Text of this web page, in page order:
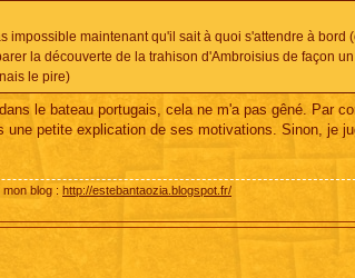
impossible maintenant qu'il sait à quoi s'attendre à bord
la découverte de la trahison d'Ambroisius de façon
le pire)
le bateau portugais, cela ne m'a pas gêné. Par
petite explication de ses motivations. Sinon, je
blog : http://estebantaozia.blogspot.fr/